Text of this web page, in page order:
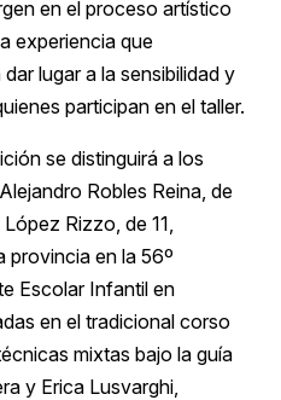
en el proceso artístico
experiencia que
lugar a la sensibilidad y
participan en el taller.
se distinguirá a los
Robles Reina, de
Rizzo, de 11,
provincia en la 56º
Escolar Infantil en
en el tradicional corso
mixtas bajo la guía
y Erica Lusvarghi,